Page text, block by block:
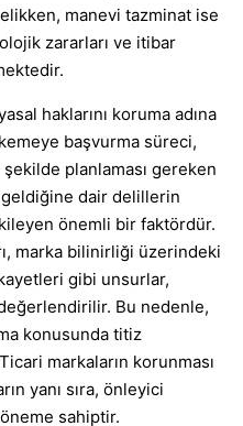
manevi tazminat ise
zararları ve itibar
haklarını koruma adına
başvurma süreci,
planlaması gereken
geldiğine dair delillerin
önemli bir faktördür.
marka bilinirliği üzerindeki
gibi unsurlar,
Bu nedenle,
konusunda titiz
markaların korunması
yanı sıra, önleyici
sahiptir.